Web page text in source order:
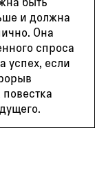
и должна
Она
спроса
успех, если